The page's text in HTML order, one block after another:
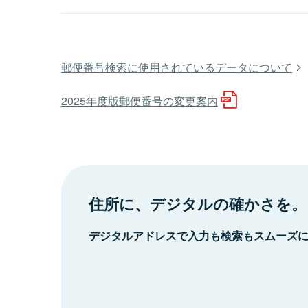
郵便番号検索に使用されているデータについて
2025年度版郵便番号の変更案内
住所に、デジタルの確かさを。
デジタルアドレスで入力も検索もスムーズ